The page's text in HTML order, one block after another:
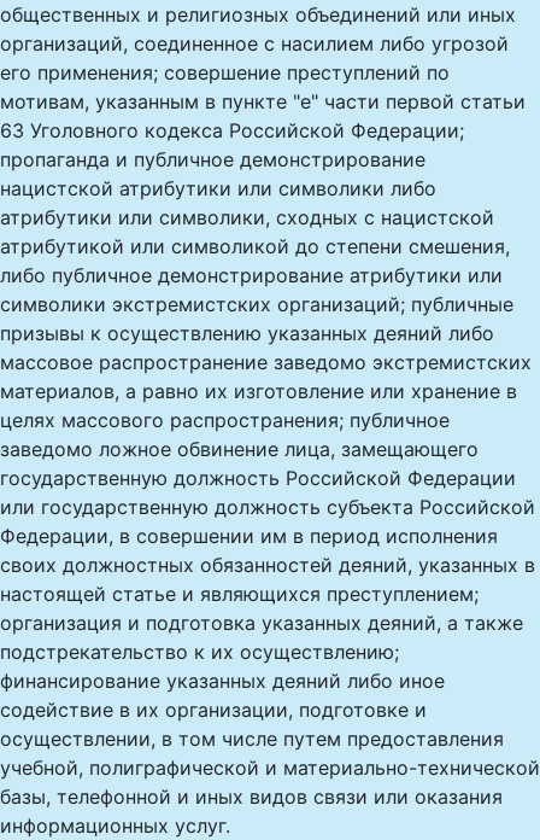
общественных и религиозных объединений или иных
организаций, соединенное с насилием либо угрозой
его применения; совершение преступлений по
мотивам, указанным в пункте "е" части первой статьи
63 Уголовного кодекса Российской Федерации;
пропаганда и публичное демонстрирование
нацистской атрибутики или символики либо
атрибутики или символики, сходных с нацистской
атрибутикой или символикой до степени смешения,
либо публичное демонстрирование атрибутики или
символики экстремистских организаций; публичные
призывы к осуществлению указанных деяний либо
массовое распространение заведомо экстремистских
материалов, а равно их изготовление или хранение в
целях массового распространения; публичное
заведомо ложное обвинение лица, замещающего
государственную должность Российской Федерации
или государственную должность субъекта Российской
Федерации, в совершении им в период исполнения
своих должностных обязанностей деяний, указанных в
настоящей статье и являющихся преступлением;
организация и подготовка указанных деяний, а также
подстрекательство к их осуществлению;
финансирование указанных деяний либо иное
содействие в их организации, подготовке и
осуществлении, в том числе путем предоставления
учебной, полиграфической и материально-технической
базы, телефонной и иных видов связи или оказания
информационных услуг.